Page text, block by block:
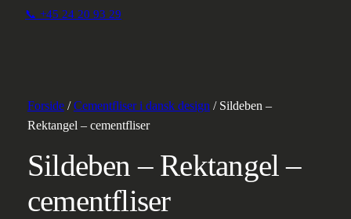
📞 +45 24 20 93 29
Forside/Cementfliser i dansk design / Sildeben –
Rektangel – cementfliser
Sildeben – Rektangel –
cementfliser